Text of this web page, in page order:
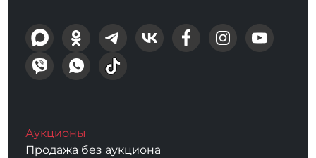
Аукционы
Продажа без аукциона